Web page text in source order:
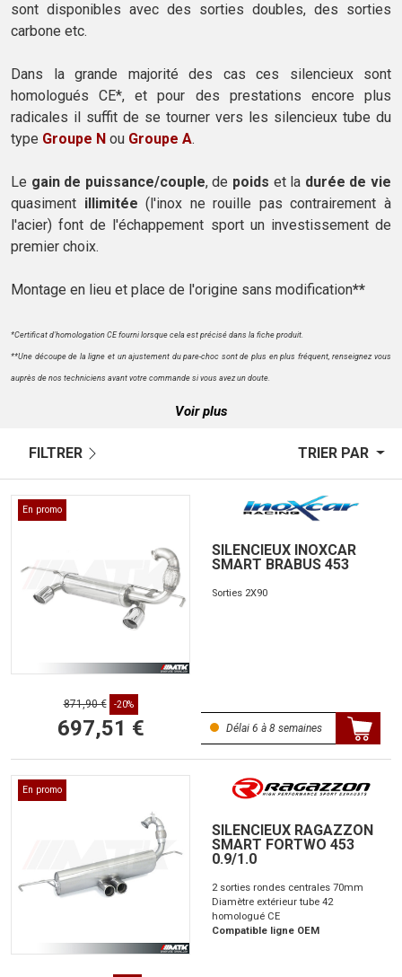
sont disponibles avec des sorties doubles, des sorties
carbone etc.
Dans la grande majorité des cas ces silencieux sont
homologués CE*, et pour des prestations encore plus
radicales il suffit de se tourner vers les silencieux tube du
type Groupe N ou Groupe A.
Le gain de puissance/couple, de poids et la durée de vie
quasiment illimitée (l'inox ne rouille pas contrairement à
l'acier) font de l'échappement sport un investissement de
premier choix.
Montage en lieu et place de l'origine sans modification**
*Certificat d'homologation CE fourni lorsque cela est précisé dans la fiche produit.
**Une découpe de la ligne et un ajustement du pare-choc sont de plus en plus fréquent, renseignez vous
auprès de nos techniciens avant votre commande si vous avez un doute.
Voir plus
FILTRER TRIER PAR
En promo
SILENCIEUX INOXCAR
SMART BRABUS 453
Sorties 2X90
871,90 € -20%
697,51 € Délai 6 à 8 semaines
En promo
SILENCIEUX RAGAZZON
SMART FORTWO 453
0.9/1.0
2 sorties rondes centrales 70mm
Diamètre extérieur tube 42
homologué CE
Compatible ligne OEM